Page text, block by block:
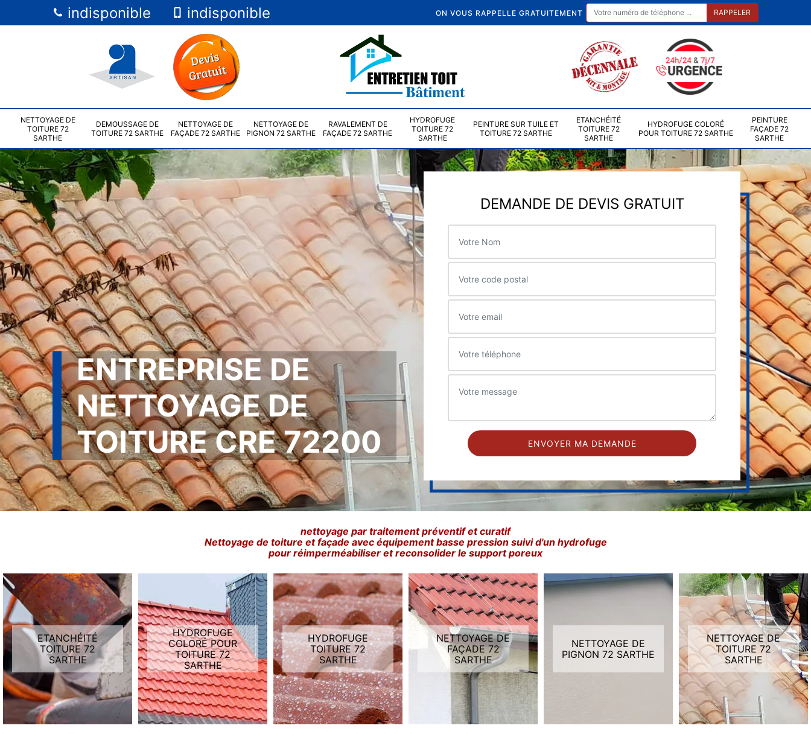
indisponible indisponible ON VOUS RAPPELLE GRATUITEMENT
NETTOYAGE DE
TOITURE 72
SARTHE
DEMOUSSAGE DE
TOITURE 72 SARTHE
NETTOYAGE DE
FAÇADE 72 SARTHE
NETTOYAGE DE
PIGNON 72 SARTHE
RAVALEMENT DE
FAÇADE 72 SARTHE
HYDROFUGE
TOITURE 72
SARTHE
PEINTURE SUR TUILE ET
TOITURE 72 SARTHE
ETANCHÉITÉ
TOITURE 72
SARTHE
HYDROFUGE COLORÉ
POUR TOITURE 72 SARTHE
PEINTURE
FAÇADE 72
SARTHE
ENTREPRISE DE
NETTOYAGE DE
TOITURE CRE 72200
DEMANDE DE DEVIS GRATUIT
nettoyage par traitement préventif et curatif
Nettoyage de toiture et façade avec équipement basse pression suivi d'un hydrofuge
pour réimperméabiliser et reconsolider le support poreux
ETANCHÉITÉ
TOITURE 72
SARTHE
HYDROFUGE
COLORÉ POUR
TOITURE 72
SARTHE
HYDROFUGE
TOITURE 72
SARTHE
NETTOYAGE DE
FAÇADE 72
SARTHE
NETTOYAGE DE
PIGNON 72 SARTHE
NETTOYAGE DE
TOITURE 72
SARTHE